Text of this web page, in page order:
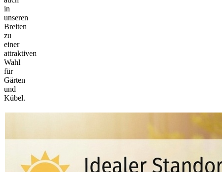
in
unseren
Breiten
zu
einer
attraktiven
Wahl
für
Gärten
und
Kübel.